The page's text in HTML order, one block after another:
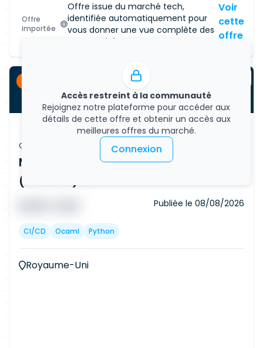
Offre
importée
Offre issue du marché tech,
identifiée automatiquement pour
vous donner une vue complète des
opportunités.
Accès restreint à la communauté
Rejoignez notre plateforme pour accéder aux
détails de cette offre et obtenir un accès aux
meilleures offres du marché.
Connexion
Voir
cette
offre
CDI
Offre d'emploi
Machine Learning Engineer - AI
(Remote)
Publiée le 08/08/2026
CI/CD Ocaml Python
Royaume-Uni